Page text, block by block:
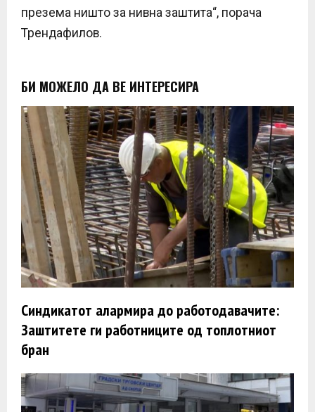
презема ништо за нивна заштита“, порача
Трендафилов.
БИ МОЖЕЛО ДА ВЕ ИНТЕРЕСИРА
Синдикатот алармира до работодавачите:
Заштитете ги работниците од топлотниот
бран